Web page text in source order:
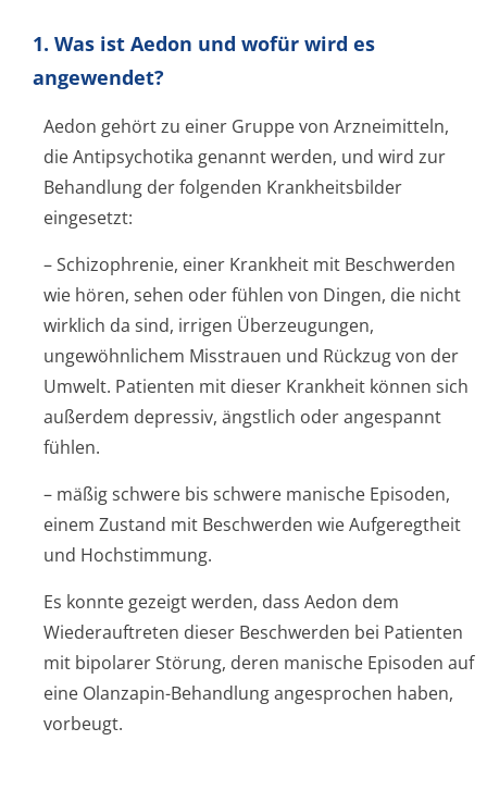
1. Was ist Aedon und wofür wird es
angewendet?
Aedon gehört zu einer Gruppe von Arzneimitteln,
die Antipsychotika genannt werden, und wird zur
Behandlung der folgenden Krankheitsbilder
eingesetzt:
– Schizophrenie, einer Krankheit mit Beschwerden
wie hören, sehen oder fühlen von Dingen, die nicht
wirklich da sind, irrigen Überzeugungen,
ungewöhnlichem Misstrauen und Rückzug von der
Umwelt. Patienten mit dieser Krankheit können sich
außerdem depressiv, ängstlich oder angespannt
fühlen.
– mäßig schwere bis schwere manische Episoden,
einem Zustand mit Beschwerden wie Aufgeregtheit
und Hochstimmung.
Es konnte gezeigt werden, dass Aedon dem
Wiederauftreten dieser Beschwerden bei Patienten
mit bipolarer Störung, deren manische Episoden auf
eine Olanzapin-Behandlung angesprochen haben,
vorbeugt.